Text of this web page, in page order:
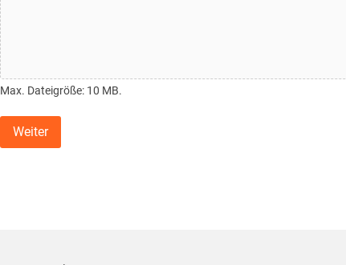
Max. Dateigröße: 10 MB.